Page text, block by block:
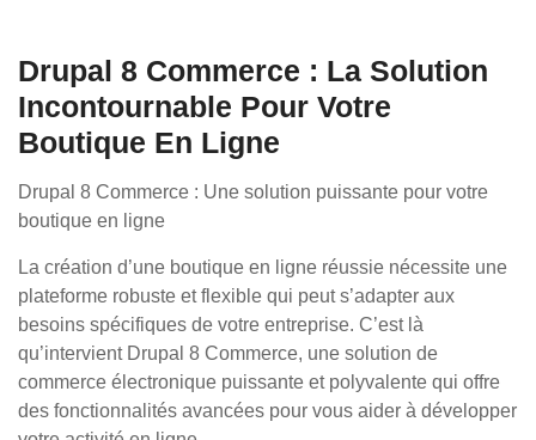
Drupal 8 Commerce : La Solution
Incontournable Pour Votre
Boutique En Ligne
Drupal 8 Commerce : Une solution puissante pour votre
boutique en ligne
La création d’une boutique en ligne réussie nécessite une
plateforme robuste et flexible qui peut s’adapter aux
besoins spécifiques de votre entreprise. C’est là
qu’intervient Drupal 8 Commerce, une solution de
commerce électronique puissante et polyvalente qui offre
des fonctionnalités avancées pour vous aider à développer